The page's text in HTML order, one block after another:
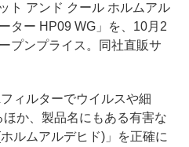
ト アンド クール ホルムアル
ター HP09 WG」を、10月2
プンプライス。同社直販サ
ィルターでウイルスや細
か、製品名にもある有害な
ルムアルデヒド)」を正確に